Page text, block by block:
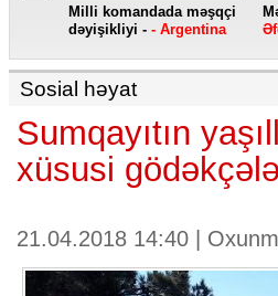
Milli komandada məşqçi
dəyişikliyi - - Argentina
Sosial həyat
Sumqayıtın
xüsusi
21.04.2018 14:40 |